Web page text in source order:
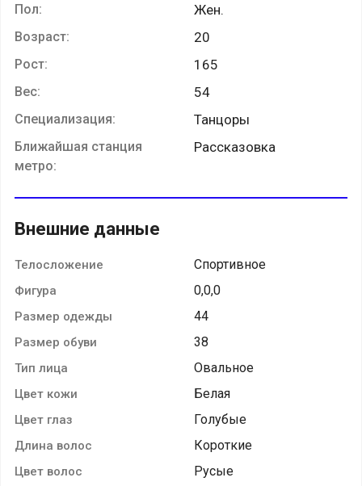
Пол: Жен.
Возраст: 20
Рост: 165
Вес: 54
Специализация: Танцоры
Ближайшая станция
метро:
Рассказовка
Внешние данные
Телосложение Спортивное
Фигура 0,0,0
Размер одежды 44
Размер обуви 38
Тип лица Овальное
Цвет кожи Белая
Цвет глаз Голубые
Длина волос Короткие
Цвет волос Русые